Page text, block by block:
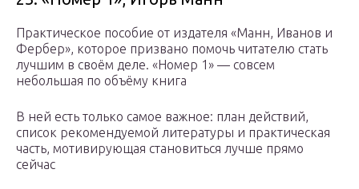
Практическое пособие от издателя «Манн, Иванов и
Фербер», которое призвано помочь читателю стать
лучшим в своём деле. «Номер 1» — совсем
небольшая по объёму книга
В ней есть только самое важное: план действий,
список рекомендуемой литературы и практическая
часть, мотивирующая становиться лучше прямо
сейчас